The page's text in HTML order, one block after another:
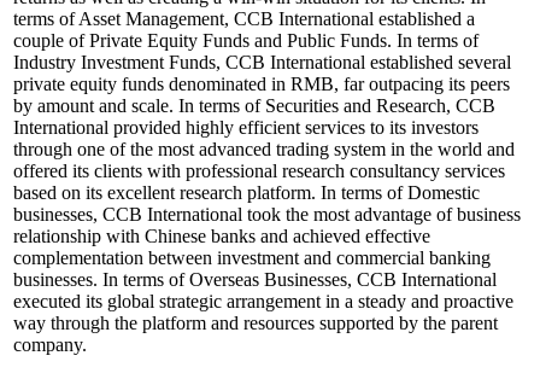
terms of Asset Management, CCB International established a
couple of Private Equity Funds and Public Funds. In terms of
Industry Investment Funds, CCB International established several
private equity funds denominated in RMB, far outpacing its peers
by amount and scale. In terms of Securities and Research, CCB
International provided highly efficient services to its investors
through one of the most advanced trading system in the world and
offered its clients with professional research consultancy services
based on its excellent research platform. In terms of Domestic
businesses, CCB International took the most advantage of business
relationship with Chinese banks and achieved effective
complementation between investment and commercial banking
businesses. In terms of Overseas Businesses, CCB International
executed its global strategic arrangement in a steady and proactive
way through the platform and resources supported by the parent
company.